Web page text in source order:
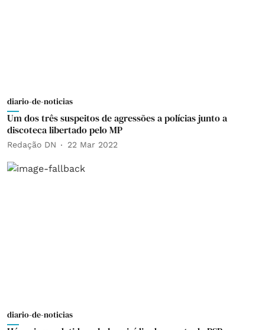
diario-de-noticias
Um dos três suspeitos de agressões a polícias junto a
discoteca libertado pelo MP
Redação DN 22 Mar 2022
diario-de-noticias